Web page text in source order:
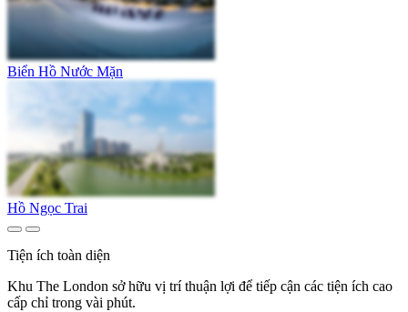
Biển Hồ Nước Mặn
Hồ Ngọc Trai
Tiện ích toàn diện
Khu The London sở hữu vị trí thuận lợi để tiếp cận các tiện ích cao
cấp chỉ trong vài phút.